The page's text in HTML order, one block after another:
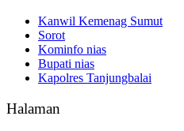
Kanwil Kemenag Sumut
Sorot
Kominfo nias
Bupati nias
Kapolres Tanjungbalai
Halaman